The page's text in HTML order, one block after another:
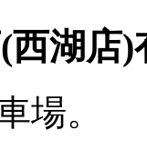
湖店
場。